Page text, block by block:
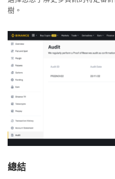
樹。
總結